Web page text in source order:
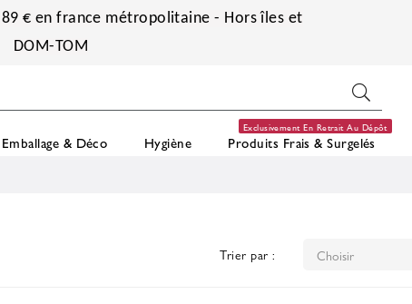
€ en france métropolitaine - Hors îles et
DOM-TOM
Emballage & Déco Hygiène Produits Frais & Surgelés
Exclusivement En Retrait Au Dépôt
Trier par : Choisir